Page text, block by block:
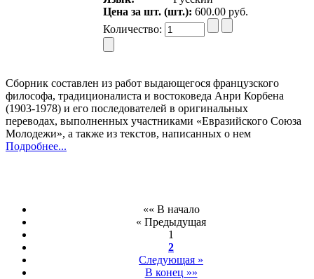
Цена за шт. (шт.): 600.00 руб.
Количество:
Сборник составлен из работ выдающегося французского
философа, традиционалиста и востоковеда Анри Корбена
(1903-1978) и его последователей в оригинальных
переводах, выполненных участниками «Евразийского Союза
Молодежи», а также из текстов, написанных о нем
Подробнее...
«« В начало
« Предыдущая
1
2
Следующая »
В конец »»